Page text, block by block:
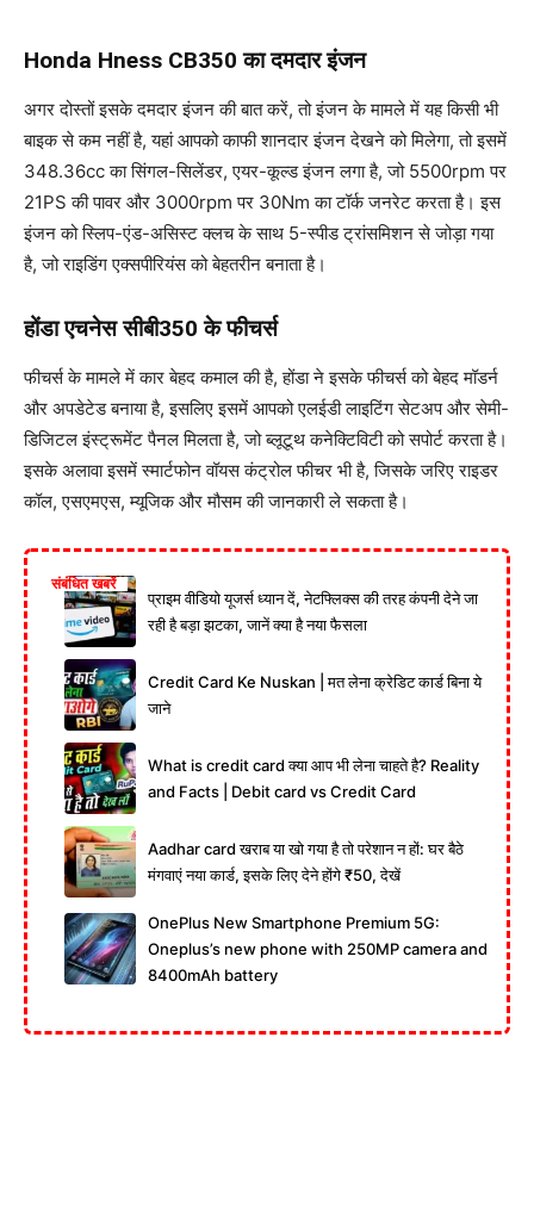
Honda Hness CB350 का दमदार इंजन
अगर दोस्तों इसके दमदार इंजन की बात करें, तो इंजन के मामले में यह किसी भी
बाइक से कम नहीं है, यहां आपको काफी शानदार इंजन देखने को मिलेगा, तो इसमें
348.36cc का सिंगल-सिलेंडर, एयर-कूल्ड इंजन लगा है, जो 5500rpm पर
21PS की पावर और 3000rpm पर 30Nm का टॉर्क जनरेट करता है। इस
इंजन को स्लिप-एंड-असिस्ट क्लच के साथ 5-स्पीड ट्रांसमिशन से जोड़ा गया
है, जो राइडिंग एक्सपीरियंस को बेहतरीन बनाता है।
होंडा एचनेस सीबी350 के फीचर्स
फीचर्स के मामले में कार बेहद कमाल की है, होंडा ने इसके फीचर्स को बेहद मॉडर्न
और अपडेटेड बनाया है, इसलिए इसमें आपको एलईडी लाइटिंग सेटअप और सेमी-
डिजिटल इंस्ट्रूमेंट पैनल मिलता है, जो ब्लूटूथ कनेक्टिविटी को सपोर्ट करता है।
इसके अलावा इसमें स्मार्टफोन वॉयस कंट्रोल फीचर भी है, जिसके जरिए राइडर
कॉल, एसएमएस, म्यूजिक और मौसम की जानकारी ले सकता है।
संबंधित खबरें
प्राइम वीडियो यूजर्स ध्यान दें, नेटफ्लिक्स की तरह कंपनी देने जा
रही है बड़ा झटका, जानें क्या है नया फैसला
Credit Card Ke Nuskan | मत लेना क्रेडिट कार्ड बिना ये
जाने
What is credit card क्या आप भी लेना चाहते है? Reality
and Facts | Debit card vs Credit Card
Aadhar card खराब या खो गया है तो परेशान न हों: घर बैठे
मंगवाएं नया कार्ड, इसके लिए देने होंगे ₹50, देखें
OnePlus New Smartphone Premium 5G:
Oneplus’s new phone with 250MP camera and
8400mAh battery